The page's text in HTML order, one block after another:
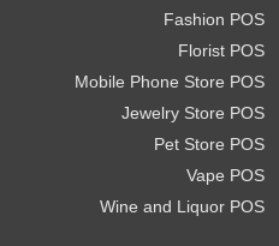
Fashion POS
Florist POS
Mobile Phone Store POS
Jewelry Store POS
Pet Store POS
Vape POS
Wine and Liquor POS